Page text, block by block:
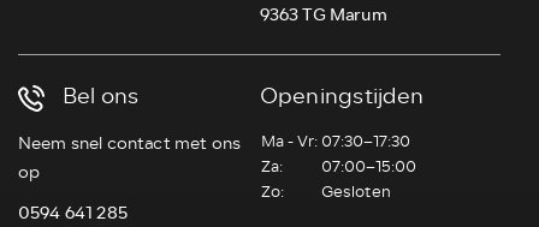
9363 TG Marum
Bel ons
Neem snel contact met ons
op
0594 641 285
Openingstijden
Ma - Vr: 07:30–17:30
Za:
07:00–15:00
Zo:
Gesloten